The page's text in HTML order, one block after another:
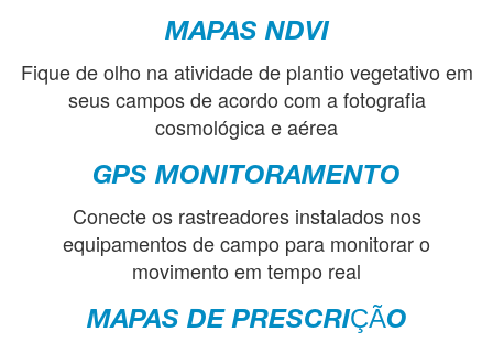
MAPAS NDVI
Fique de olho na atividade de plantio vegetativo em
seus campos de acordo com a fotografia
cosmológica e aérea
GPS MONITORAMENTO
Conecte os rastreadores instalados nos
equipamentos de campo para monitorar o
movimento em tempo real
MAPAS DE PRESCRIÇÃO